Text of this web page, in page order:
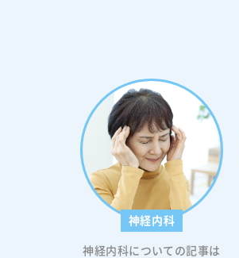
神経内科
神経内科についての記事は